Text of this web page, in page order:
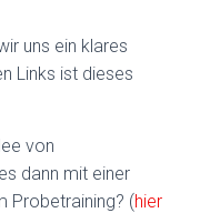
uns ein klares
Links ist dieses
von
dann mit einer
Probetraining? (hier